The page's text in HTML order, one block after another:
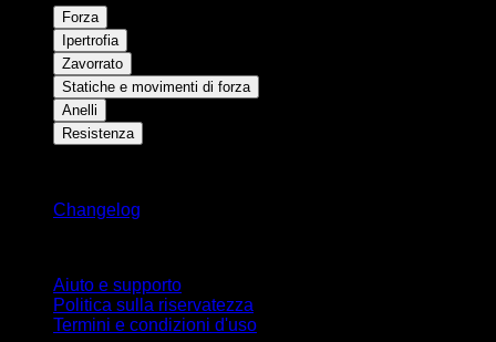
Forza
Ipertrofia
Zavorrato
Statiche e movimenti di forza
Anelli
Resistenza
Changelog
Aiuto e supporto
Politica sulla riservatezza
Termini e condizioni d'uso